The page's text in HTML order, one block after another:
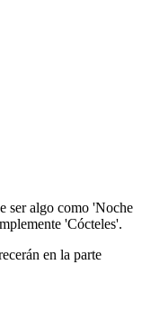
ser algo como 'Noche
'Cócteles'.
en la parte